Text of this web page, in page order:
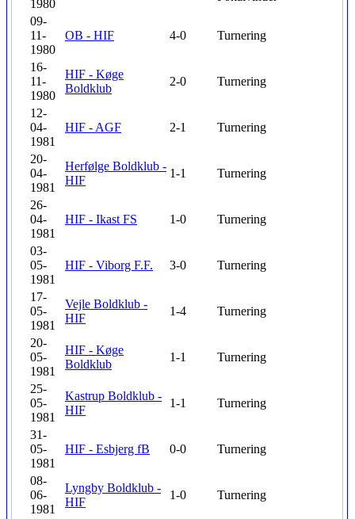
1980
09-
11-
1980
OB - HIF 4-0 Turnering
16-
11-
1980
HIF - Køge
Boldklub
2-0 Turnering
12-
04-
1981
HIF - AGF 2-1 Turnering
20-
04-
1981
Herfølge Boldklub -
HIF
1-1 Turnering
26-
04-
1981
HIF - Ikast FS 1-0 Turnering
03-
05-
1981
HIF - Viborg F.F. 3-0 Turnering
17-
05-
1981
Vejle Boldklub -
HIF
1-4 Turnering
20-
05-
1981
HIF - Køge
Boldklub
1-1 Turnering
25-
05-
1981
Kastrup Boldklub -
HIF
1-1 Turnering
31-
05-
1981
HIF - Esbjerg fB 0-0 Turnering
08-
06-
1981
Lyngby Boldklub -
HIF
1-0 Turnering